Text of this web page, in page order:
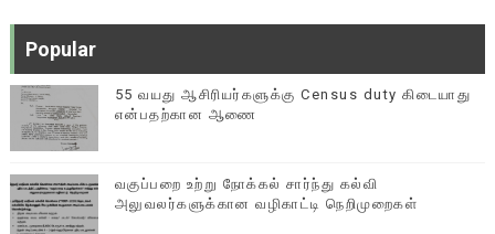
Popular
55 வயது ஆசிரியர்களுக்கு Census duty கிடையாது
என்பதற்கான ஆணை
வகுப்பறை உற்று நோக்கல் சார்ந்து கல்வி
அலுவலர்களுக்கான வழிகாட்டி நெறிமுறைகள்